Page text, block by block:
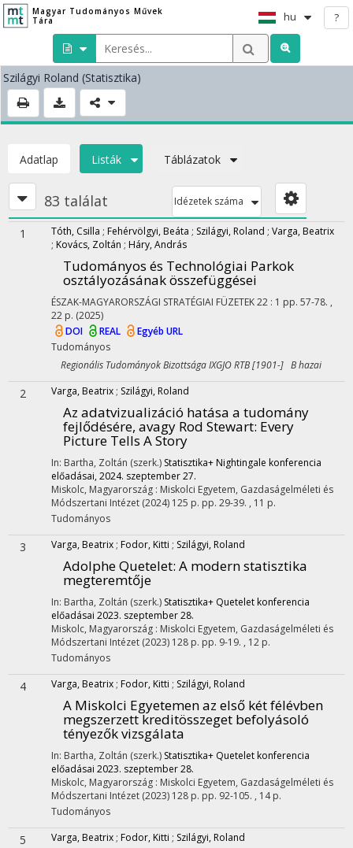
Magyar Tudományos Művek
Tára
hu ?
Szilágyi Roland (Statisztika)
Adatlap Listák Táblázatok
83 találat Idézetek száma
1 Tóth, Csilla ; Fehérvölgyi, Beáta ; Szilágyi, Roland ; Varga, Beatrix
; Kovács, Zoltán ; Háry, András
Tudományos és Technológiai Parkok
osztályozásának összefüggései
ÉSZAK-MAGYARORSZÁGI STRATÉGIAI FÜZETEK22 : 1 pp. 57-78. ,
22 p. (2025)
DOI
REAL
Egyéb URL
Tudományos
Regionális Tudományok Bizottsága IXGJO RTB [1901-] B hazai
2 Varga, Beatrix ; Szilágyi, Roland
Az adatvizualizáció hatása a tudomány
fejlődésére, avagy Rod Stewart: Every
Picture Tells A Story
In: Bartha, Zoltán (szerk.) Statisztika+ Nightingale konferencia
előadásai, 2024. szeptember 27.
Miskolc, Magyarország : Miskolci Egyetem, Gazdaságelméleti és
Módszertani Intézet (2024) 125 p. pp. 29-39. , 11 p.
Tudományos
3 Varga, Beatrix ; Fodor, Kitti ; Szilágyi, Roland
Adolphe Quetelet: A modern statisztika
megteremtője
In: Bartha, Zoltán (szerk.) Statisztika+ Quetelet konferencia
előadásai 2023. szeptember 28.
Miskolc, Magyarország : Miskolci Egyetem, Gazdaságelméleti és
Módszertani Intézet (2023) 128 p. pp. 9-19. , 12 p.
Tudományos
4 Varga, Beatrix ; Fodor, Kitti ; Szilágyi, Roland
A Miskolci Egyetemen az első két félévben
megszerzett kreditösszeget befolyásoló
tényezők vizsgálata
In: Bartha, Zoltán (szerk.) Statisztika+ Quetelet konferencia
előadásai 2023. szeptember 28.
Miskolc, Magyarország : Miskolci Egyetem, Gazdaságelméleti és
Módszertani Intézet (2023) 128 p. pp. 92-105. , 14 p.
Tudományos
5 Varga, Beatrix ; Fodor, Kitti ; Szilágyi, Roland